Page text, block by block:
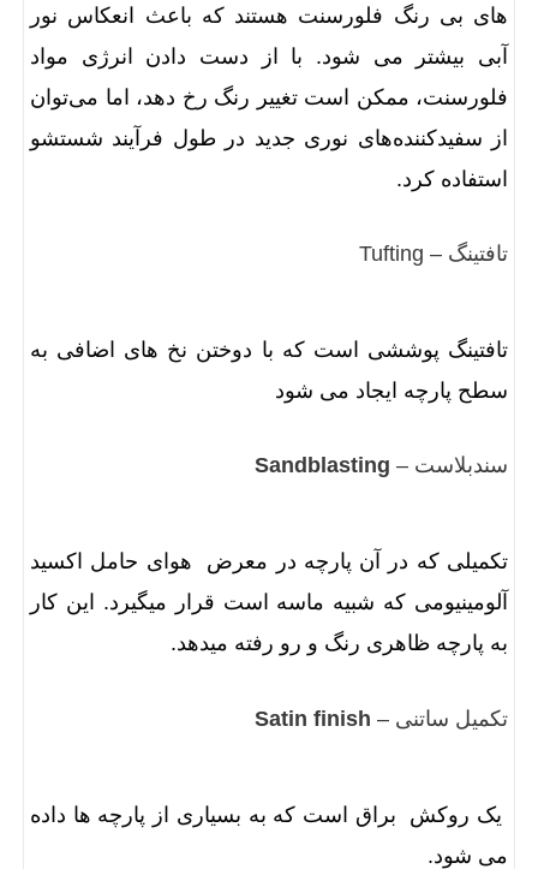
های بی رنگ فلورسنت هستند که باعث انعکاس نور
آبی بیشتر می شود. با از دست دادن انرژی مواد
فلورسنت، ممکن است تغییر رنگ رخ دهد، اما می‌توان
از سفیدکننده‌های نوری جدید در طول فرآیند شستشو
استفاده کرد.
تافتینگ – Tufting
تافتینگ پوششی است که با دوختن نخ های اضافی به
سطح پارچه ایجاد می شود
سندبلاست – Sandblasting
تکمیلی که در آن پارچه در معرض هوای حامل اکسید
آلومینیومی که شبیه ماسه است قرار میگیرد. این کار
به پارچه ظاهری رنگ و رو رفته میدهد.
تکمیل ساتنی – Satin finish
یک روکش براق است که به بسیاری از پارچه ها داده
می شود.